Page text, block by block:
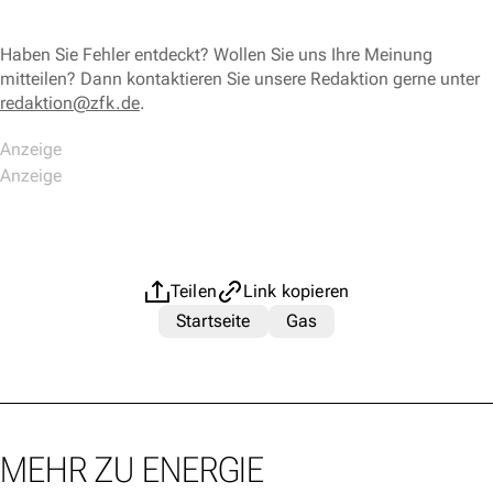
Haben Sie Fehler entdeckt? Wollen Sie uns Ihre Meinung
mitteilen? Dann kontaktieren Sie unsere Redaktion gerne unter
redaktion@zfk.de.
Teilen
Link kopieren
Startseite
Gas
MEHR ZU ENERGIE